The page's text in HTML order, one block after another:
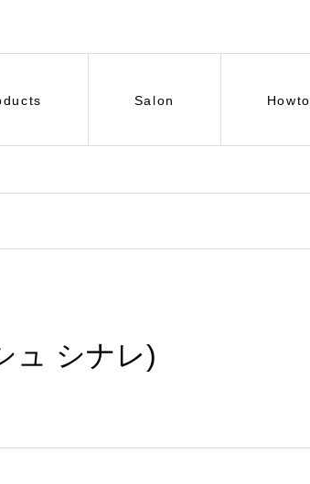
Salon Howto
ュ シナレ)